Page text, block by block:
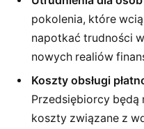
pokolenia, które
napotkać trudności
nowych realiów
Koszty obsługi
Przedsiębiorcy
koszty związane z